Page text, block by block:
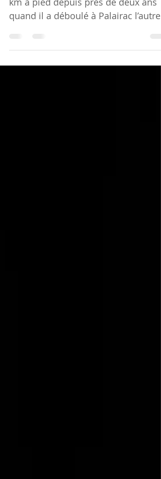
Manu Galure avait fait plus de 8500
km à pied depuis près de deux ans
soir avec son sac sur le dos....